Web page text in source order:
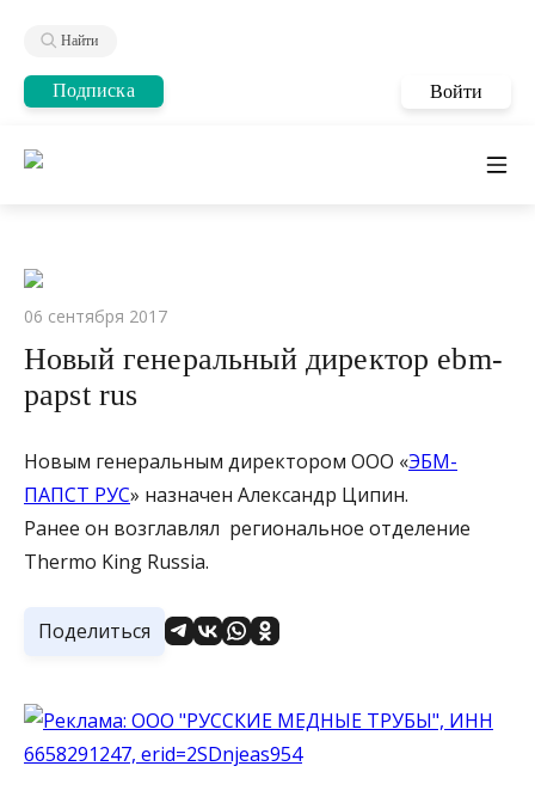
Найти
Подписка Войти
06 сентября 2017
Новый генеральный директор ebm-
papst rus
Новым генеральным директором ООО «ЭБМ-
ПАПСТ РУС» назначен Александр Ципин.
Ранее он возглавлял региональное отделение
Thermo King Russia.
Поделиться